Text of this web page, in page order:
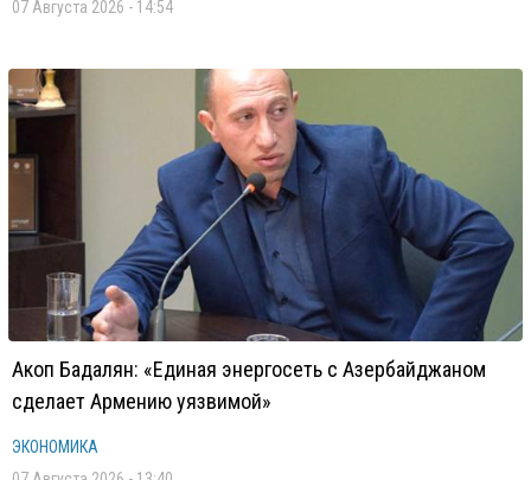
07 Августа 2026 - 14:54
Акоп Бадалян: «Единая энергосеть с Азербайджаном
сделает Армению уязвимой»
ЭКОНОМИКА